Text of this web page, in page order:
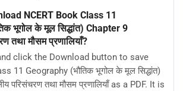
NCERT Book Class 11
भूगोल के मूल सिद्धांत) Chapter 9
तथा मौसम प्रणालियाँ?
click the Download button to save
11 Geography (भौतिक भूगोल के मूल सिद्धांत)
परिसंचरण तथा मौसम प्रणालियाँ as a PDF. It is